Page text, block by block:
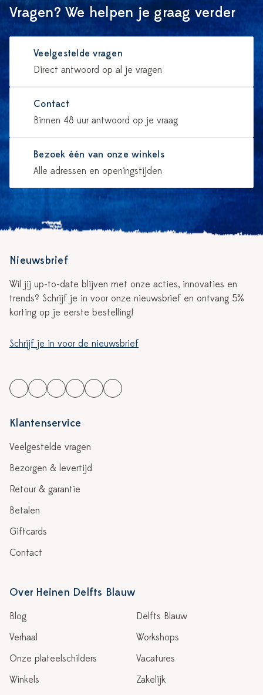
Vragen? We helpen je graag verder
Veelgestelde vragen
Direct antwoord op al je vragen
Contact
Binnen 48 uur antwoord op je vraag
Bezoek één van onze winkels
Alle adressen en openingstijden
Nieuwsbrief
Wil jij up-to-date blijven met onze acties, innovaties en
trends? Schrijf je in voor onze nieuwsbrief en ontvang 5%
korting op je eerste bestelling!
Schrijf je in voor de nieuwsbrief
Klantenservice
Veelgestelde vragen
Bezorgen & levertijd
Retour & garantie
Betalen
Giftcards
Contact
Over Heinen Delfts Blauw
Blog
Verhaal
Onze plateelschilders
Winkels
Delfts Blauw
Workshops
Vacatures
Zakelijk